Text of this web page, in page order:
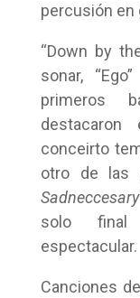
percusión en
“Down by
sonar,
primeros
conceirto
otro de las
solo final
espectacular.
Canciones